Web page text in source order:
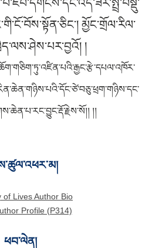
།།
of Lives Author Bio
Profile (P314)
ཕབ་ལེན།